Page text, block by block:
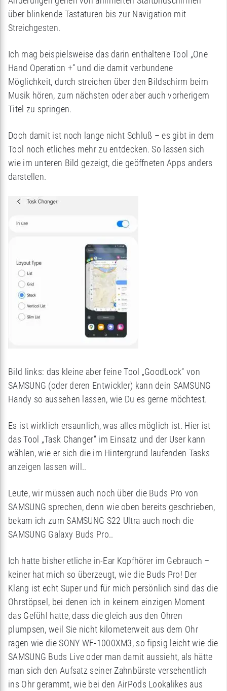
über blinkende Tastaturen bis zur Navigation mit
Streichgesten.
Ich mag beispielsweise das darin enthaltene Tool „One
Hand Operation +“ und die damit verbundene
Möglichkeit, durch streichen über den Bildschirm beim
Musik hören, zum nächsten oder aber auch vorherigem
Titel zu springen.
Doch damit ist noch lange nicht Schluß – es gibt in dem
Tool noch etliches mehr zu entdecken. So lassen sich
wie im unteren Bild gezeigt, die geöffneten Apps anders
darstellen.
Bild links: das kleine aber feine Tool „GoodLock“ von
SAMSUNG (oder deren Entwickler) kann dein SAMSUNG
Handy so aussehen lassen, wie Du es gerne möchtest.
Es ist wirklich ersaunlich, was alles möglich ist. Hier ist
das Tool „Task Changer“ im Einsatz und der User kann
wählen, wie er sich die im Hintergrund laufenden Tasks
anzeigen lassen will..
Leute, wir müssen auch noch über die Buds Pro von
SAMSUNG sprechen, denn wie oben bereits geschrieben,
bekam ich zum SAMSUNG S22 Ultra auch noch die
SAMSUNG Galaxy Buds Pro..
Ich hatte bisher etliche in-Ear Kopfhörer im Gebrauch –
keiner hat mich so überzeugt, wie die Buds Pro! Der
Klang ist echt Super und für mich persönlich sind das die
Ohrstöpsel, bei denen ich in keinem einzigen Moment
das Gefühl hatte, dass die gleich aus den Ohren
plumpsen, weil Sie nicht kilometerweit aus dem Ohr
ragen wie die SONY WF-1000XM3, so fipsig leicht wie die
SAMSUNG Buds Live oder man damit aussieht, als hätte
man sich den Aufsatz seiner Zahnbürste versehentlich
ins Ohr gerammt, wie bei den AirPods Lookalikes aus